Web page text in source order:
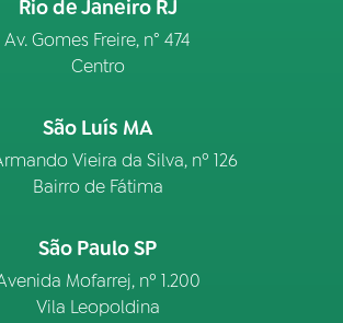
Rio de Janeiro RJ
Av. Gomes Freire, n° 474
Centro
São Luís MA
Vieira da Silva, nº 126
Bairro de Fátima
São Paulo SP
Mofarrej, nº 1.200
Vila Leopoldina